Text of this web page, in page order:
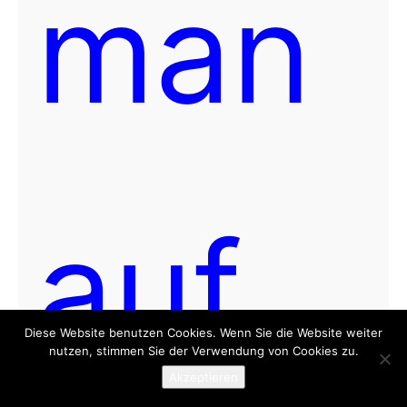
man
auf
Diese Website benutzen Cookies. Wenn Sie die Website weiter
nutzen, stimmen Sie der Verwendung von Cookies zu.